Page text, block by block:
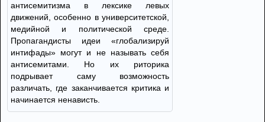
антисемитизма в лексике левых
движений, особенно в университетской,
медийной и политической среде.
Пропагандисты идеи «глобализируй
интифады» могут и не называть себя
антисемитами. Но их риторика
подрывает саму возможность
различать, где заканчивается критика и
начинается ненависть.